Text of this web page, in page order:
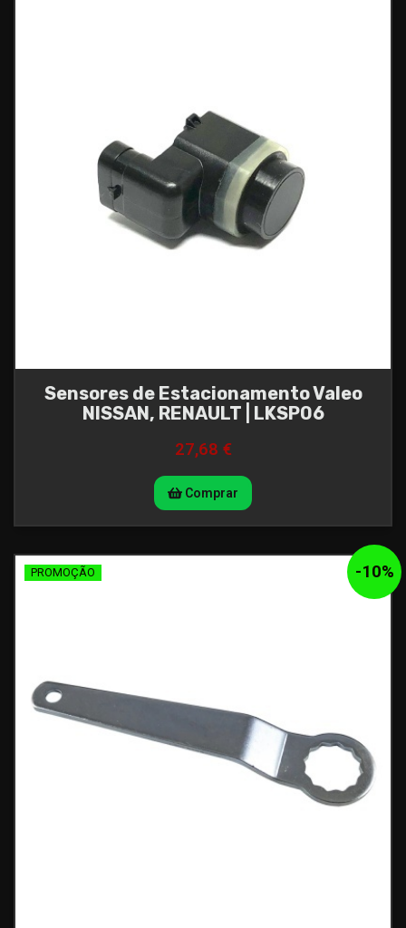
Sensores de Estacionamento Valeo
NISSAN, RENAULT | LKSP06
27,68 €
Comprar
-10%
PROMOÇÃO